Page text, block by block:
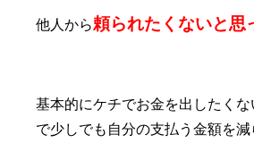
他人から頼られたくないと思
基本的にケチでお金を出したく
で少しでも自分の支払う金額を